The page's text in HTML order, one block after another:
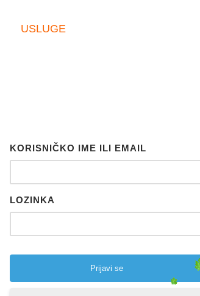
USLUGE
KORISNIČKO IME ILI EMAIL
LOZINKA